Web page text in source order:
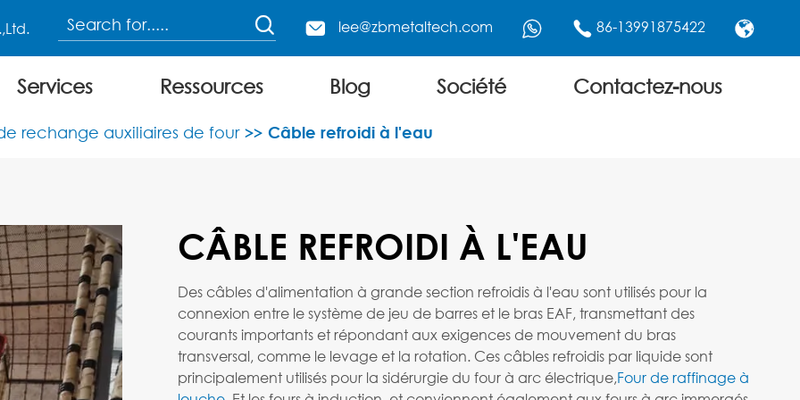
  lee@zbmetaltech.com   86-13991875422 
Services Ressources Blog Société Contactez-nous
rechange auxiliaires de four Câble refroidi à l'eau
CÂBLE REFROIDI À L'EAU
Des câbles d'alimentation à grande section refroidis à l'eau sont utilisés pour la
connexion entre le système de jeu de barres et le bras EAF, transmettant des
courants importants et répondant aux exigences de mouvement du bras
transversal, comme le levage et la rotation. Ces câbles refroidis par liquide sont
principalement utilisés pour la sidérurgie du four à arc électrique,Four de raffinage à